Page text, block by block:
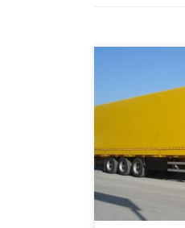
Yurt içi ve yurt
gören aracı
araçlarıdır. Tır
farklı olarak
dahilinde araca
brandaları hem
kapasitelerde